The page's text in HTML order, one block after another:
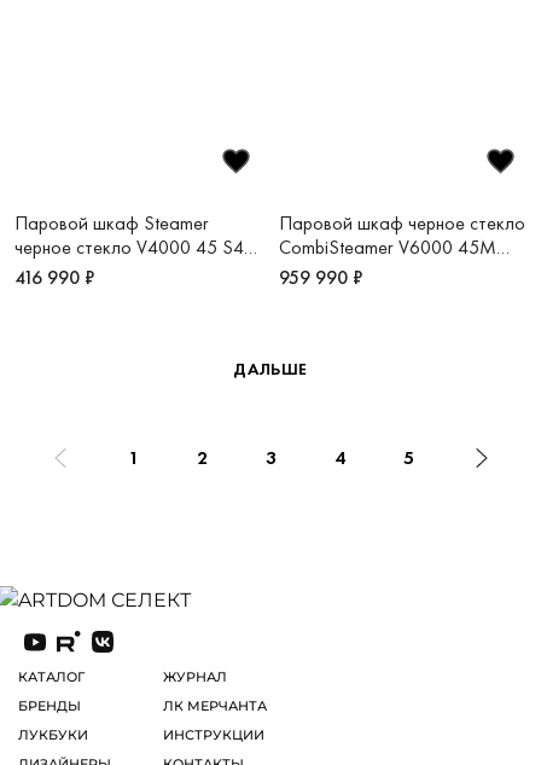
Паровой шкаф Steamer
черное стекло V4000 45 S4T-
23026
416 990 ₽
Паровой шкаф черное стекло
CombiSteamer V6000 45M
PowerSteam CSM6T-23041
959 990 ₽
ДАЛЬШЕ
1 2 3 4 5
КАТАЛОГ
БРЕНДЫ
ЛУКБУКИ
ЖУРНАЛ
ЛК МЕРЧАНТА
ИНСТРУКЦИИ